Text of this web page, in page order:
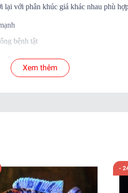
với phân khúc giá khác nhau phù
bệnh tật
đến tay khách hàng
để shop xử lý nếu có hư hao.
)
Xem thêm
-